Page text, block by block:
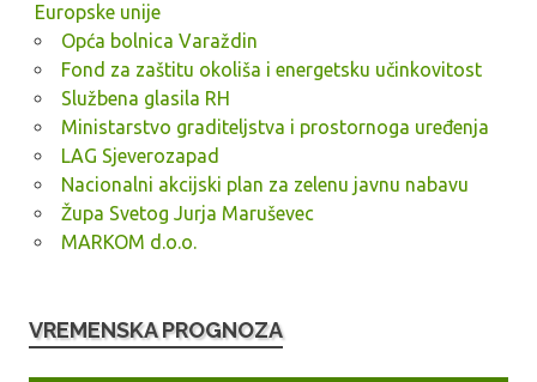
Europske unije
Opća bolnica Varaždin
Fond za zaštitu okoliša i energetsku učinkovitost
Službena glasila RH
Ministarstvo graditeljstva i prostornoga uređenja
LAG Sjeverozapad
Nacionalni akcijski plan za zelenu javnu nabavu
Župa Svetog Jurja Maruševec
MARKOM d.o.o.
VREMENSKA PROGNOZA